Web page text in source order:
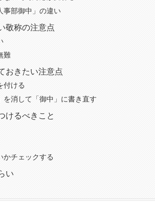
事部御中」の違い
敬称の注意点
難
おきたい注意点
付ける
を消して「御中」に書き直す
けるべきこと
かチェックする
い